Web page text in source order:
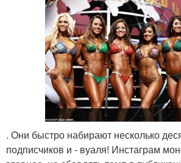
. Они быстро набирают несколько
подписчиков и - вуаля! Инстаграм